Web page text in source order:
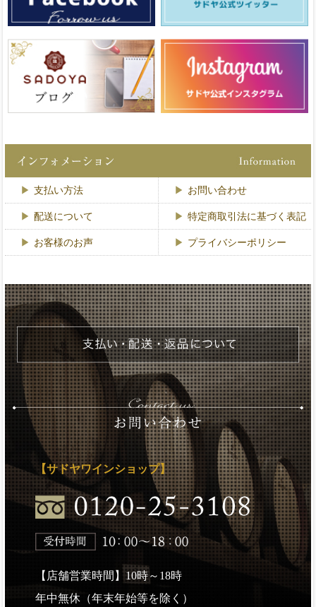
支払い方法 お問い合わせ
配送について 特定商取引法に基づく表記
お客様のお声 プライバシーポリシー
【サドヤワインショップ】
【店舗営業時間】10時～18時
年中無休（年末年始等を除く）